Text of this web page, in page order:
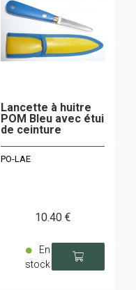
Lancette à huitre
POM Bleu avec étui
de ceinture
PO-LAE
10.40 €
En
stock